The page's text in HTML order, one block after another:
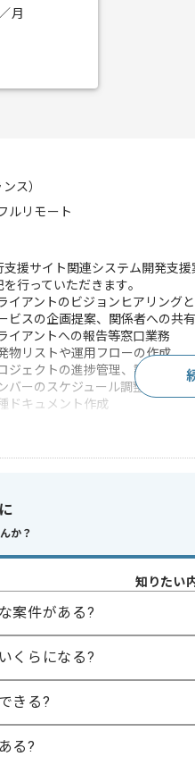
月
ス）
ルリモート
支援サイト関連システム開発支
を行っていただきます｡
イアントのビジョンヒアリング
ビスの企画提案、関係者への共有
イアントへの報告等窓口業務
物リストや運用フローの作成
ジェクトの進捗管理、調整
バーのスケジュール調整、タス
ドキュメント作成
ール
件のポイント
容
追加開発
20代活躍中 , 30代活躍
スキル
もしくはアプリの開発経験５年以
ジェクト管理の経験２年以上
ル
か？
知りたい
案件がある?
くらになる?
きる?
る?